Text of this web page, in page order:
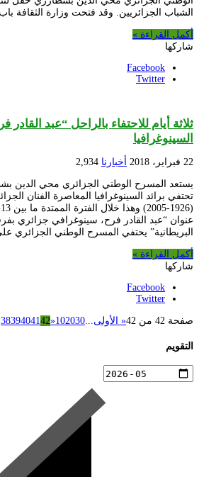
الشباب الجزائريين. وقد فتحت وزارة الثقافة
أكمل القراءة »
شاركها
Facebook
Twitter
ثلاثة أيام للاحتفاء بالراحل “عبد
السينوغرافيا
22 فبراير، 2018 أخبارنا 2,934
يستعد المسرح الوطني الجزائري محي الدين
تحتفي برائد السينوغرافيا المعاصرة الفنان
عنوان “عبد القادر فرح، سينوغرافي جزائري
البريطانية” يحتفي المسرح الوطني الجزائري
أكمل القراءة »
شاركها
Facebook
Twitter
صفحة 42 من 42 « الأولى...
102030
«
3839404142
التقويم